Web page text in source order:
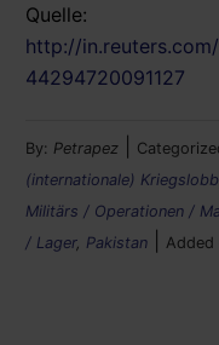
Quelle:
http://
44294720091127
By: Petrapez
(internationale)
Militärs / Operationen /
/ Lager, Pakistan Added